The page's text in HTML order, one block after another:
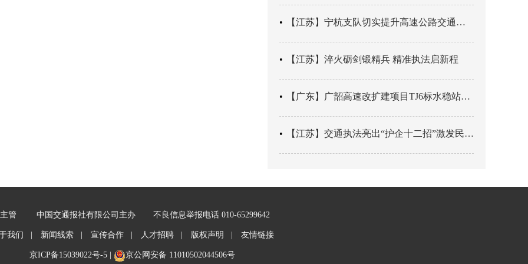
【江苏】宁杭支队切实提升高速公路交通安全水平
【江苏】淬火砺剑锻精兵 精准执法启新程
【广东】广韶高速改扩建项目TJ6标水稳站底基层试验段施工顺利完成
【江苏】交通执法亮出“护企十二招”激发民企活力
管 中国交通报社有限公司主办 不良信息举报电话 010-65299642
我们 | 新闻线索 | 宣传合作 | 人才招聘 | 版权声明 | 友情链接
京ICP备15039022号-5| 京公网安备 11010502044506号